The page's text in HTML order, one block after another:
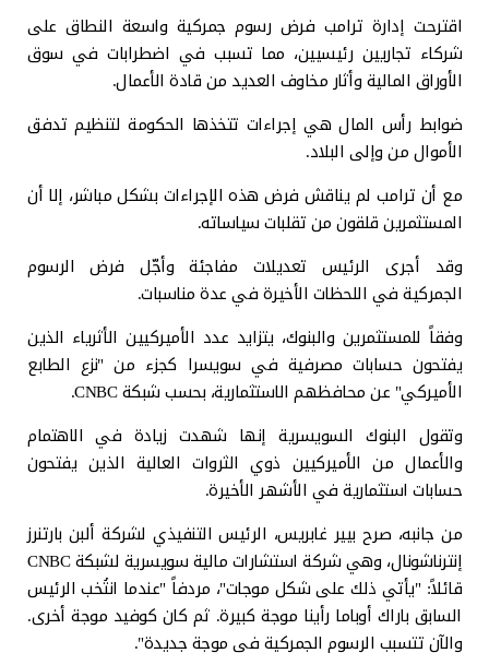
اقترحت إدارة ترامب فرض رسوم جمركية واسعة النطاق على
شركاء تجاريين رئيسيين، مما تسبب في اضطرابات في سوق
الأوراق المالية وأثار مخاوف العديد من قادة الأعمال.
ضوابط رأس المال هي إجراءات تتخذها الحكومة لتنظيم تدفق
الأموال من وإلى البلاد.
مع أن ترامب لم يناقش فرض هذه الإجراءات بشكل مباشر، إلا أن
المستثمرين قلقون من تقلبات سياساته.
وقد أجرى الرئيس تعديلات مفاجئة وأجّل فرض الرسوم
الجمركية في اللحظات الأخيرة في عدة مناسبات.
وفقاً للمستثمرين والبنوك، يتزايد عدد الأميركيين الأثرياء الذين
يفتحون حسابات مصرفية في سويسرا كجزء من "نزع الطابع
الأميركي" عن محافظهم الاستثمارية، بحسب شبكة CNBC.
وتقول البنوك السويسرية إنها شهدت زيادة في الاهتمام
والأعمال من الأميركيين ذوي الثروات العالية الذين يفتحون
حسابات استثمارية في الأشهر الأخيرة.
من جانبه، صرح بيير غابريس، الرئيس التنفيذي لشركة ألبن بارتنرز
إنترناشونال، وهي شركة استشارات مالية سويسرية لشبكة CNBC
قائلاً: "يأتي ذلك على شكل موجات"، مردفاً "عندما انتُخب الرئيس
السابق باراك أوباما رأينا موجة كبيرة. ثم كان كوفيد موجة أخرى.
والآن تتسبب الرسوم الجمركية في موجة جديدة".